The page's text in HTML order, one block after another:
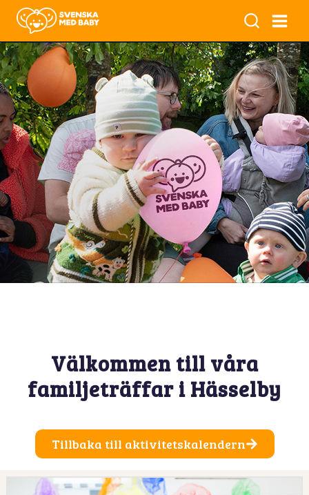
Välkommen till våra
familjeträffar i Hässelby
Tillbaka till aktivitetskalendern